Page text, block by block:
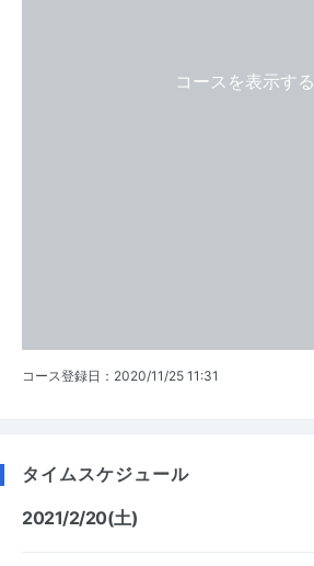
コースを表示する
コース登録日：2020/11/25 11:31
タイムスケジュール
2021/2/20(土)